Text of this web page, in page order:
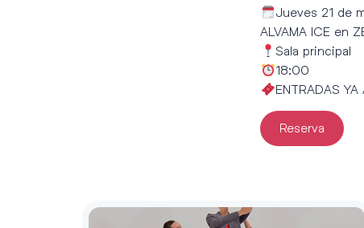
Jueves 21 de
ALVAMA ICE en
Sala principal
18:00
ENTRADAS
Reserva